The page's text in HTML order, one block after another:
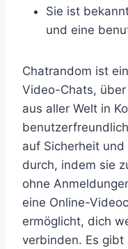
Sie ist
und eine
Chatrandom ist
Video-Chats,
aus aller Welt in
auf Sicherheit
durch, indem sie
ohne
eine Online-
ermöglicht, dich
verbinden. Es gibt